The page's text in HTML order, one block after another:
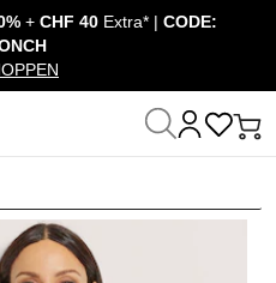
zum Inhalt
+ CHF 40 Extra* | CODE: